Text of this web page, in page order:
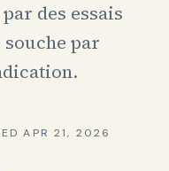
des essais
par
APR 21, 2026